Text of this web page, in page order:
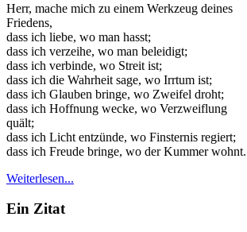
Herr, mache mich zu einem Werkzeug deines
Friedens,
dass ich liebe, wo man hasst;
dass ich verzeihe, wo man beleidigt;
dass ich verbinde, wo Streit ist;
dass ich die Wahrheit sage, wo Irrtum ist;
dass ich Glauben bringe, wo Zweifel droht;
dass ich Hoffnung wecke, wo Verzweiflung
quält;
dass ich Licht entzünde, wo Finsternis regiert;
dass ich Freude bringe, wo der Kummer wohnt.
Weiterlesen...
Ein Zitat